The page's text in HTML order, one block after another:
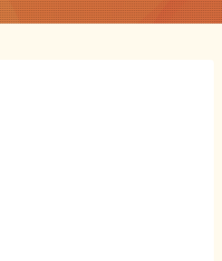
受給後報酬型
ついて
る
できる